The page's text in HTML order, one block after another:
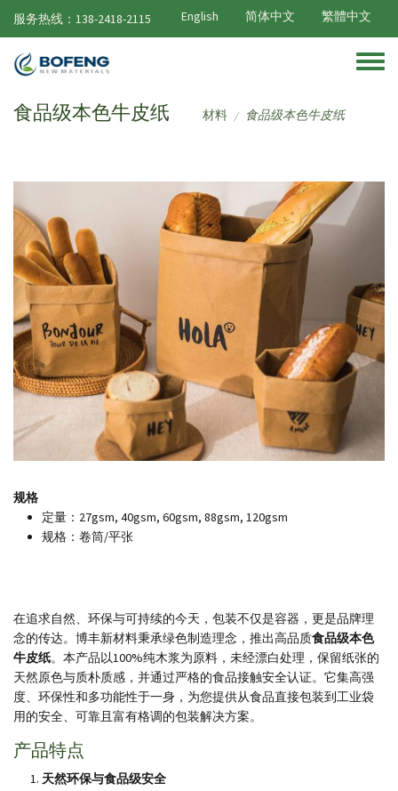
跳转到主要内容
服务热线：138-2418-2115 English 简体中文 繁體中文
Toggle
食品级本色牛皮纸 材料 / 食品级本色牛皮纸
规格
定量：27gsm, 40gsm, 60gsm, 88gsm, 120gsm
规格：卷筒/平张
在追求自然、环保与可持续的今天，包装不仅是容器，更是品牌理
念的传达。博丰新材料秉承绿色制造理念，推出高品质食品级本色
牛皮纸。本产品以100%纯木浆为原料，未经漂白处理，保留纸张的
天然原色与质朴质感，并通过严格的食品接触安全认证。它集高强
度、环保性和多功能性于一身，为您提供从食品直接包装到工业袋
用的安全、可靠且富有格调的包装解决方案。
产品特点
天然环保与食品级安全